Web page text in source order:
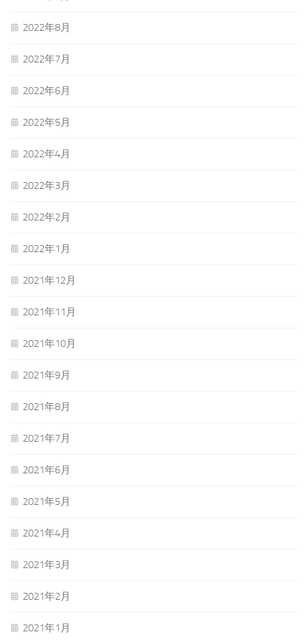
2022年8月
2022年7月
2022年6月
2022年5月
2022年4月
2022年3月
2022年2月
2022年1月
2021年12月
2021年11月
2021年10月
2021年9月
2021年8月
2021年7月
2021年6月
2021年5月
2021年4月
2021年3月
2021年2月
2021年1月